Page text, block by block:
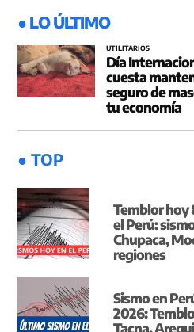
● LO ÚLTIMO
UTILITARIOS
Día
cuesta
seguro de
tu economía
● TOP
Temblor hoy
el Perú:
Chupaca,
regiones
Sismo en
2026:
Tacna,